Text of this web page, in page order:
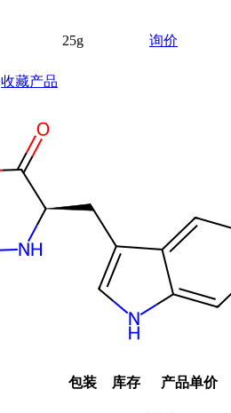
25g 询价
收藏产品
包装 库存 产品单价